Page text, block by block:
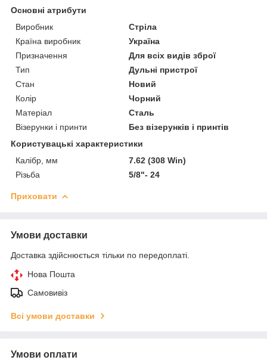
Основні атрибути
Виробник
Стріла
Країна виробник
Україна
Призначення
Для всіх видів зброї
Тип
Дульні пристрої
Стан
Новий
Колір
Чорний
Матеріал
Сталь
Візерунки і принти
Без візерунків і принтів
Користувацькі характеристики
Калібр, мм
7.62 (308 Win)
Різьба
5/8"- 24
Приховати
Умови доставки
Доставка здійснюється тільки по передоплаті.
Нова Пошта
Самовивіз
Всі умови доставки
Умови оплати